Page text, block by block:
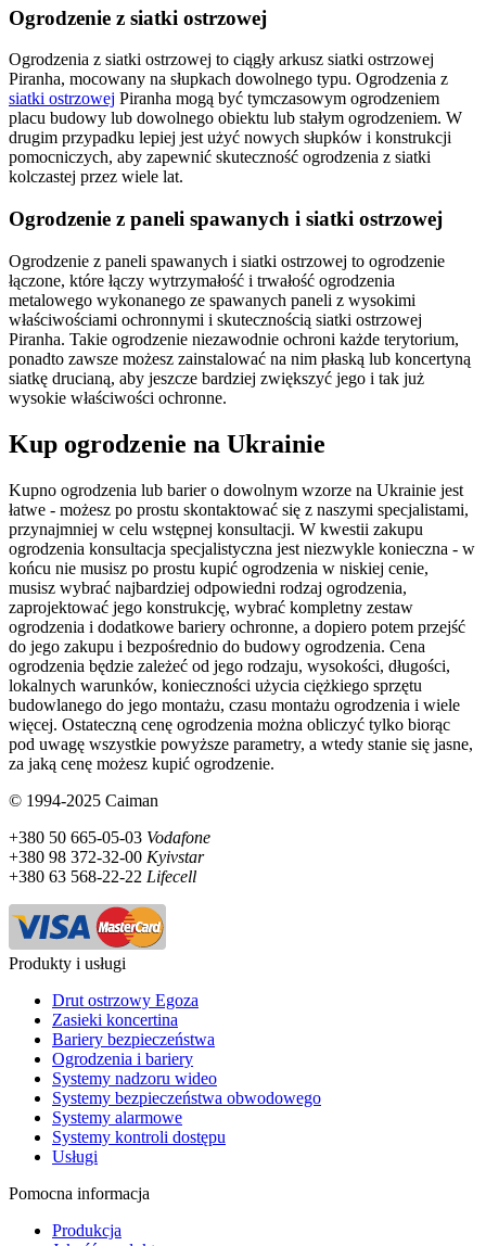
Ogrodzenie z siatki ostrzowej
Ogrodzenia z siatki ostrzowej to ciągły arkusz siatki ostrzowej
Piranha, mocowany na słupkach dowolnego typu. Ogrodzenia z
siatki ostrzowej Piranha mogą być tymczasowym ogrodzeniem
placu budowy lub dowolnego obiektu lub stałym ogrodzeniem. W
drugim przypadku lepiej jest użyć nowych słupków i konstrukcji
pomocniczych, aby zapewnić skuteczność ogrodzenia z siatki
kolczastej przez wiele lat.
Ogrodzenie z paneli spawanych i siatki ostrzowej
Ogrodzenie z paneli spawanych i siatki ostrzowej to ogrodzenie
łączone, które łączy wytrzymałość i trwałość ogrodzenia
metalowego wykonanego ze spawanych paneli z wysokimi
właściwościami ochronnymi i skutecznością siatki ostrzowej
Piranha. Takie ogrodzenie niezawodnie ochroni każde terytorium,
ponadto zawsze możesz zainstalować na nim płaską lub koncertyną
siatkę drucianą, aby jeszcze bardziej zwiększyć jego i tak już
wysokie właściwości ochronne.
Kup ogrodzenie na Ukrainie
Kupno ogrodzenia lub barier o dowolnym wzorze na Ukrainie jest
łatwe - możesz po prostu skontaktować się z naszymi specjalistami,
przynajmniej w celu wstępnej konsultacji. W kwestii zakupu
ogrodzenia konsultacja specjalistyczna jest niezwykle konieczna - w
końcu nie musisz po prostu kupić ogrodzenia w niskiej cenie,
musisz wybrać najbardziej odpowiedni rodzaj ogrodzenia,
zaprojektować jego konstrukcję, wybrać kompletny zestaw
ogrodzenia i dodatkowe bariery ochronne, a dopiero potem przejść
do jego zakupu i bezpośrednio do budowy ogrodzenia. Cena
ogrodzenia będzie zależeć od jego rodzaju, wysokości, długości,
lokalnych warunków, konieczności użycia ciężkiego sprzętu
budowlanego do jego montażu, czasu montażu ogrodzenia i wiele
więcej. Ostateczną cenę ogrodzenia można obliczyć tylko biorąc
pod uwagę wszystkie powyższe parametry, a wtedy stanie się jasne,
za jaką cenę możesz kupić ogrodzenie.
© 1994-2025 Caiman
+380 50 665-05-03 Vodafone
+380 98 372-32-00 Kyivstar
+380 63 568-22-22 Lifecell
Produkty i usługi
Drut ostrzowy Egoza
Zasieki koncertina
Bariery bezpieczeństwa
Ogrodzenia i bariery
Systemy nadzoru wideo
Systemy bezpieczeństwa obwodowego
Systemy alarmowe
Systemy kontroli dostępu
Usługi
Pomocna informacja
Produkcja